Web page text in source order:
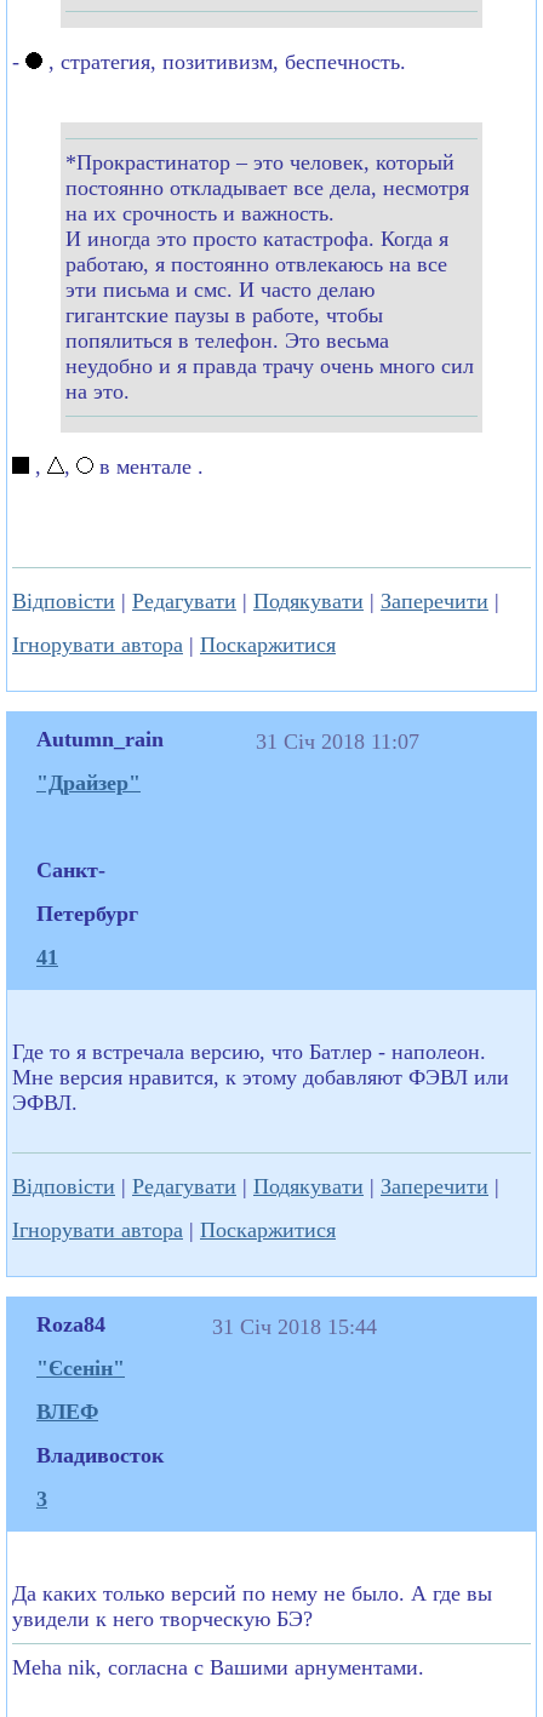
- , стратегия, позитивизм, беспечность.
*Прокрастинатор – это человек, который
постоянно откладывает все дела, несмотря
на их срочность и важность.
И иногда это просто катастрофа. Когда я
работаю, я постоянно отвлекаюсь на все
эти письма и смс. И часто делаю
гигантские паузы в работе, чтобы
попялиться в телефон. Это весьма
неудобно и я правда трачу очень много сил
на это.
, , в ментале .
Відповісти | Редагувати | Подякувати | Заперечити |
Ігнорувати автора | Поскаржитися
Autumn_rain
"Драйзер"
Санкт-
Петербург
41
31 Січ 2018 11:07
Где то я встречала версию, что Батлер - наполеон.
Мне версия нравится, к этому добавляют ФЭВЛ или
ЭФВЛ.
Відповісти | Редагувати | Подякувати | Заперечити |
Ігнорувати автора | Поскаржитися
Roza84
"Єсенін"
ВЛЕФ
Владивосток
3
31 Січ 2018 15:44
Да каких только версий по нему не было. А где вы
увидели к него творческую БЭ?
Meha nik, согласна с Вашими арнументами.